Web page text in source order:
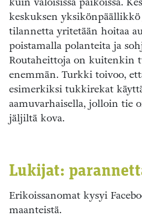
keskuksen yksikönpäällikkö
tilannetta yritetään hoitaa
poistamalla polanteita ja
Routaheittoja on kuitenkin
enemmän. Turkki toivoo,
esimerkiksi tukkirekat
aamuvarhaisella, jolloin tie
jäljiltä kova.
Lukijat:
Erikoissanomat kysyi
maanteistä.